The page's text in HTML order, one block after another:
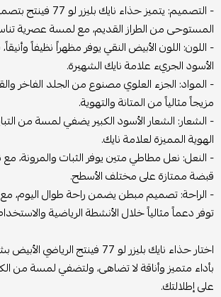
- التصميم: يتميز حذاء
المستوحى من الطراز القديم، مع لمسة عصرية
- اللون: اللون الأبيض النقي يوفر مظهراً نظيفاً وأنيقاً،
الأسود الجريء علامة نايك الشهيرة.
- المواد: الجزء العلوي مصنوع من الجلد الفاخر
مزيجاً مثالياً من المتانة والتهوية.
- الشعار: الشعار الأسود الكبير يضفي لمسة من
الهوية المميزة لعلامة نايك.
- النعل: نعل مطاطي متين يوفر الثبات والمرونة،
قبضة ممتازة على مختلف الأسطح.
- الراحة: تصميم مبطن يضمن راحة طوال اليوم،
توفر دعماً مثالياً خلال الأنشطة الرياضية
اختار حذاء نايك بليزر لو 77 فينتج
بأداء متميز وأناقة لا تضاهى، ولتضفي لمسة من
على إطلالتك.